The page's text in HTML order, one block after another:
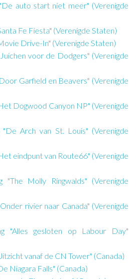
auto start niet meer" (Verenigde
Fe Fiesta" (Verenigde Staten)
Drive-In" (Verenigde Staten)
voor de Dodgers" (Verenigde
Garfield en Beavers" (Verenigde
Dogwood Canyon NP" (Verenigde
Arch van St. Louis" (Verenigde
eindpunt van Route66" (Verenigde
"The Molly Ringwalds" (Verenigde
rivier naar Canada" (Verenigde
"Alles gesloten op Labour Day"
vanaf de CN Tower" (Canada)
Niagara Falls" (Canada)